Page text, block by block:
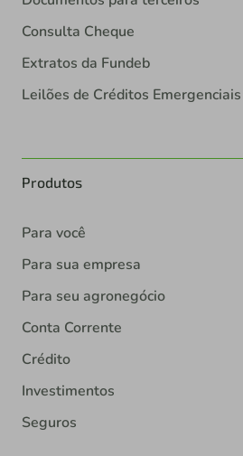
Consulta Cheque
Extratos da Fundeb
Leilões de Créditos Emergenciais
Produtos
Para você
Para sua empresa
Para seu agronegócio
Conta Corrente
Crédito
Investimentos
Seguros